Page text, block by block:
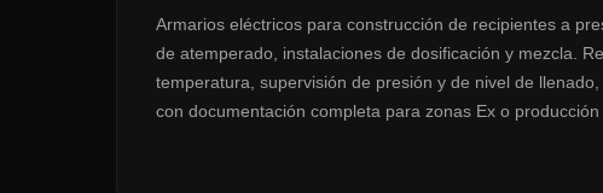
Armarios eléctricos para construcción de recipientes a
de atemperado, instalaciones de dosificación y mezcla.
temperatura, supervisión de presión y de nivel de llenado,
con documentación completa para zonas Ex o producción